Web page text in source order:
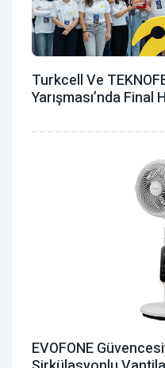
Turkcell Ve
Yarışması’nda Final
EVOFONE